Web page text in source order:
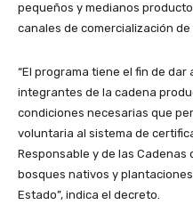
pequeños y medianos
canales de comercialización
“El programa tiene el fin de
integrantes de la cadena
condiciones necesarias que
voluntaria al sistema de
Responsable y de las
bosques nativos y
Estado”, indica el decreto.